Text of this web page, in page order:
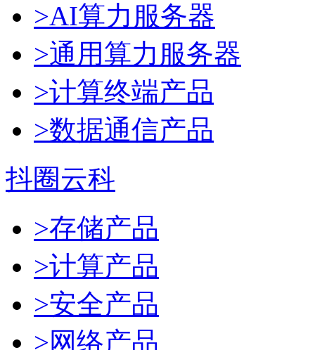
>AI算力服务器
>通用算力服务器
>计算终端产品
>数据通信产品
抖圈云科
>存储产品
>计算产品
>安全产品
>网络产品